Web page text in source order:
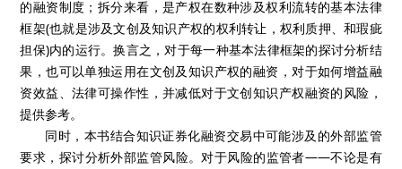
的融资制度；拆分来看，是产权在数种涉及权利流转的基本法律
框架(也就是涉及文创及知识产权的权利转让，权利质押、和瑕疵
担保)内的运行。换言之，对于每一种基本法律框架的探讨分析结
果，也可以单独运用在文创及知识产权的融资，对于如何增益融
资效益、法律可操作性，并减低对于文创知识产权融资的风险，
提供参考。
同时，本书结合知识证券化融资交易中可能涉及的外部监管
要求，探讨分析外部监管风险。对于风险的监管者——不论是有